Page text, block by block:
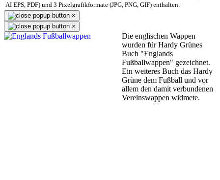
AI EPS, PDF) und 3 Pixelgrafikformate (JPG, PNG, GIF) enthalten.
×
×
Die englischen Wappen
wurden für Hardy Grünes
Buch "Englands
Fußballwappen" gezeichnet.
Ein weiteres Buch das Hardy
Grüne dem Fußball und vor
allem den damit verbundenen
Vereinswappen widmete.